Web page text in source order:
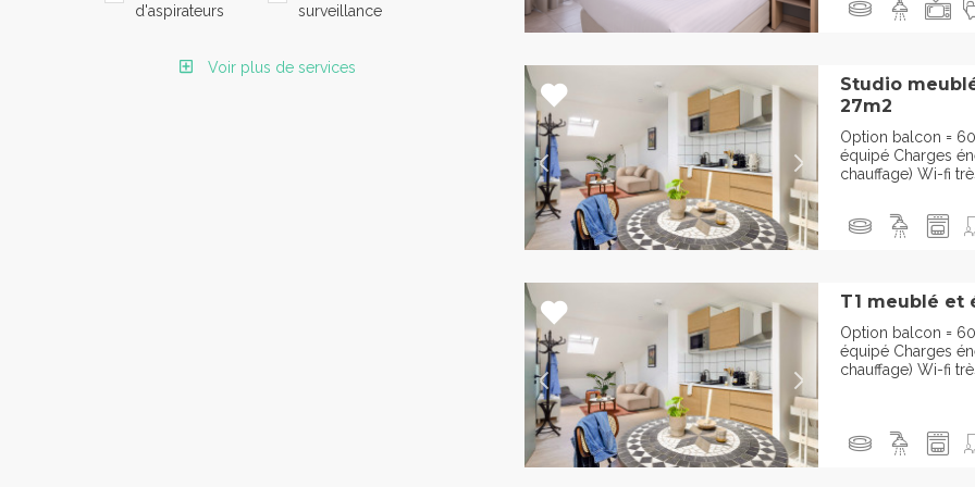
Studio
27m2
Option balcon =
équipé Charges
chauffage) Wi-fi
T1 meublé et
Option balcon =
équipé Charges
chauffage) Wi-fi
d'aspirateurs
surveillance
Voir plus de services